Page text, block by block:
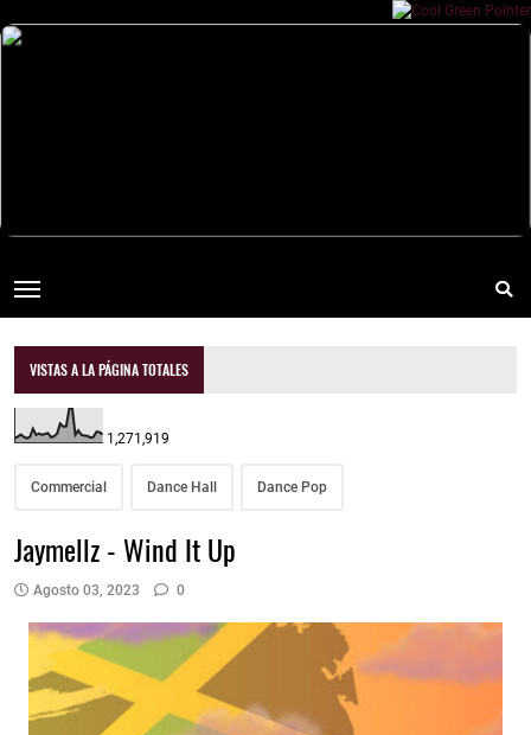
VISTAS A LA PÁGINA TOTALES
1,271,919
Commercial Dance Hall Dance Pop
Jaymellz - Wind It Up
Agosto 03, 2023 0